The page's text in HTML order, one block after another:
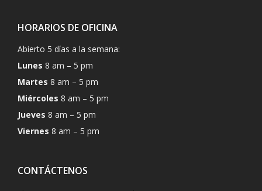
HORARIOS DE OFICINA
Abierto 5 días a la semana:
Lunes 8 am – 5 pm
Martes 8 am – 5 pm
Miércoles 8 am – 5 pm
Jueves 8 am – 5 pm
Viernes 8 am – 5 pm
CONTÁCTENOS